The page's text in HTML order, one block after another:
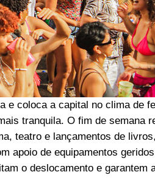
e coloca a capital no clima de
tranquila. O fim de semana
teatro e lançamentos de
apoio de equipamentos
o deslocamento e garantem